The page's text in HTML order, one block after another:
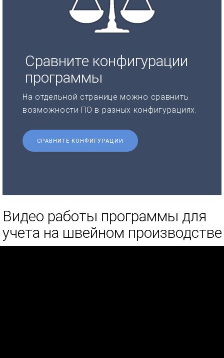
Сравните конфигурации
программы
На отдельной странице можно сравнить
возможности ПО в разных конфигурациях.
СРАВНИТЕ КОНФИГУРАЦИИ
Видео работы программы для
учета на швейном производстве